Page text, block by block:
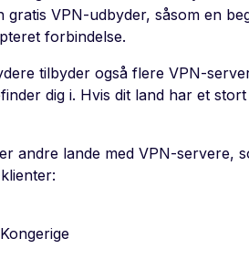
gratis VPN-udbyder, såsom en
forbindelse.
tilbyder også flere VPN-
dig i. Hvis dit land har et
andre lande med VPN-servere,